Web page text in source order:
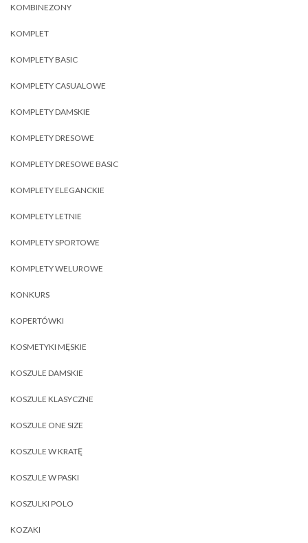
KOMBINEZONY
KOMPLET
KOMPLETY BASIC
KOMPLETY CASUALOWE
KOMPLETY DAMSKIE
KOMPLETY DRESOWE
KOMPLETY DRESOWE BASIC
KOMPLETY ELEGANCKIE
KOMPLETY LETNIE
KOMPLETY SPORTOWE
KOMPLETY WELUROWE
KONKURS
KOPERTÓWKI
KOSMETYKI MĘSKIE
KOSZULE DAMSKIE
KOSZULE KLASYCZNE
KOSZULE ONE SIZE
KOSZULE W KRATĘ
KOSZULE W PASKI
KOSZULKI POLO
KOZAKI